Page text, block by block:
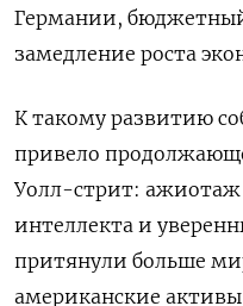
Германии,
замедление роста
К такому развитию
привело
Уолл-стрит: ажиотаж
интеллекта и
притянули больше
американские